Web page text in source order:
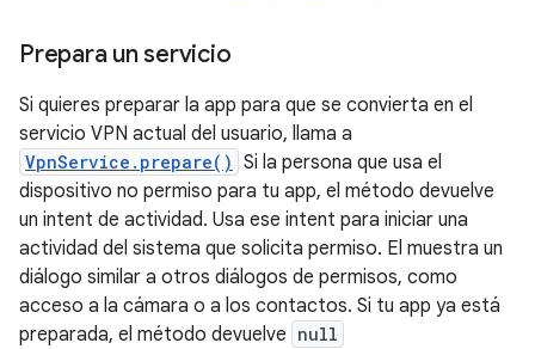
Prepara un servicio
Si quieres preparar la app para que se convierta en el
servicio VPN actual del usuario, llama a
VpnService.prepare() Si la persona que usa el
dispositivo no permiso para tu app, el método devuelve
un intent de actividad. Usa ese intent para iniciar una
actividad del sistema que solicita permiso. El muestra un
diálogo similar a otros diálogos de permisos, como
acceso a la cámara o a los contactos. Si tu app ya está
preparada, el método devuelve null